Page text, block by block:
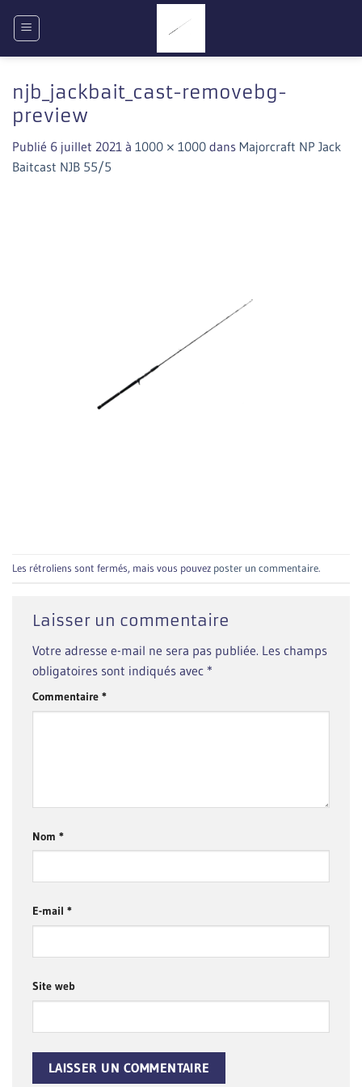
njb_jackbait_cast-removebg-
preview
Publié 6 juillet 2021 à 1000 × 1000 dans Majorcraft NP Jack
Baitcast NJB 55/5
Les rétroliens sont fermés, mais vous pouvez poster un commentaire.
Laisser un commentaire
Votre adresse e-mail ne sera pas publiée. Les champs
obligatoires sont indiqués avec *
Commentaire *
Nom *
E-mail *
Site web